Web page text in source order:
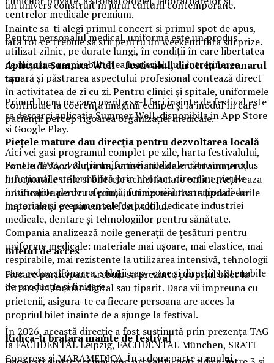
centrelor medicale premium.
Pentru personalul medical, uniforma este un produs
utilizat zilnic, pe durate lungi, în condiții în care libertatea
de mișcare, respirabilitatea materialului, întreținerea
ușoară și păstrarea aspectului profesional contează direct
în activitatea de zi cu zi. Pentru clinici și spitale, uniformele
contribuie la coerența imaginii echipei și la modul în care
pacienții percep rigoarea organizației medicale.
Piețele mature dau direcția pentru dezvoltarea locală
Pentru TAG, evoluția uniformei medicale către un produs
funcțional este urmărită prin contact direct cu piețele
internaționale de referință, furnizorii internaționali de
materiale și evenimentele de profil dedicate industriei
medicale, dentare și tehnologiilor pentru sănătate.
Compania analizează noile generații de țesături pentru
uniforme medicale: materiale mai ușoare, mai elastice, mai
respirabile, mai rezistente la utilizarea intensivă, tehnologii
care reduc șifonarea, soluții easy-care și direcții sustenabile
de producție și finisare.
În 2026, această direcție a fost susținută prin prezența TAG
la FACHDENTAL Leipzig, FACHDENTAL München, SRATI
Congress și MARAMEDICA. În a doua parte a anului,
un univers construit in jurul culturii contemporane.
Inainte sa-ti alegi primul concert si primul spot de apus,
iata tot ce trebuie sa stii pentru un weekend fara surprize.
Aplicatia Summer Well– festivalul, direct in buzunarul
tau
Primul lucru pe care merita sa-l faci inainte de festival este
sa descarci aplicatia Summer Well, disponibila in App Store
si Google Play.
Aici vei gasi programul complet pe zile, harta festivalului,
zonele de food & drinks, activitatile de entertainment,
informatiile utile si biletele achizitionate online. Activeaza
notificarile pentru a primi in timp real toate update-urile
importante pe parcursul festivalului.
Biletul de acces
Fiecare participant trebuie sa prezinte propriul bilet la
intrare, in format digital sau tiparit. Daca vii impreuna cu
prietenii, asigura-te ca fiecare persoana are acces la
propriul bilet inainte de a ajunge la festival.
Ridica-ti bratarainainte de festival